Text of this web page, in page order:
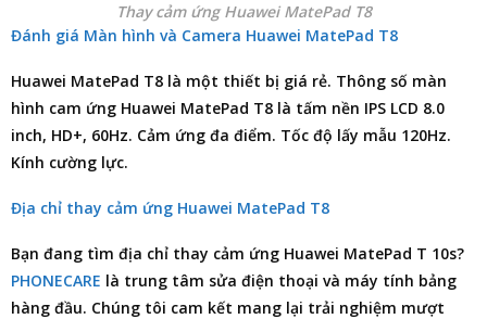
Thay cảm ứng Huawei MatePad T8
Đánh giá Màn hình và Camera Huawei MatePad T8
Huawei MatePad T8 là một thiết bị giá rẻ. Thông số màn
hình cam ứng Huawei MatePad T8 là tấm nền IPS LCD 8.0
inch, HD+, 60Hz. Cảm ứng đa điểm. Tốc độ lấy mẫu 120Hz.
Kính cường lực.
Địa chỉ thay cảm ứng Huawei MatePad T8
Bạn đang tìm địa chỉ thay cảm ứng Huawei MatePad T 10s?
PHONECARE là trung tâm sửa điện thoại và máy tính bảng
hàng đầu. Chúng tôi cam kết mang lại trải nghiệm mượt